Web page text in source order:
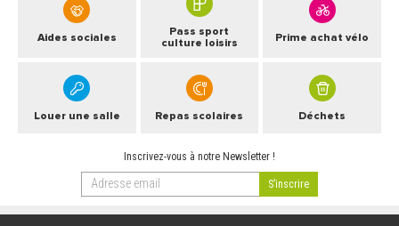
Aides sociales
Pass sport
culture loisirs
Prime achat vélo
Louer une salle Repas scolaires Déchets
Inscrivez-vous à notre Newsletter !